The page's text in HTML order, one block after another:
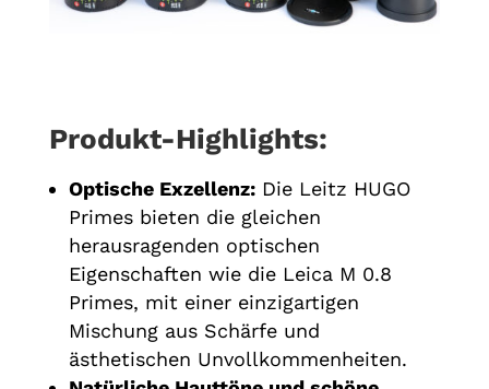
Produkt-Highlights:
Optische Exzellenz:Die Leitz HUGO
Primes bieten die gleichen
herausragenden optischen
Eigenschaften wie die Leica M 0.8
Primes, mit einer einzigartigen
Mischung aus Schärfe und
ästhetischen Unvollkommenheiten.